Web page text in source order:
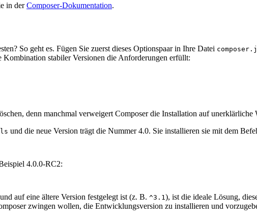
in derComposer-Dokumentation.
So geht es. Fügen Sie zuerst dieses Optionspaar in Ihre Datei
stabiler Versionen die Anforderungen erfüllt:
denn manchmal verweigert Composer die Installation auf unerklärliche
und die neue Version trägt die Nummer 4.0. Sie installieren sie mit dem
4.0.0-RC2:
auf eine ältere Version festgelegt ist (z. B. ^3.1), ist die ideale Lösung,
zwingen wollen, die Entwicklungsversion zu installieren und